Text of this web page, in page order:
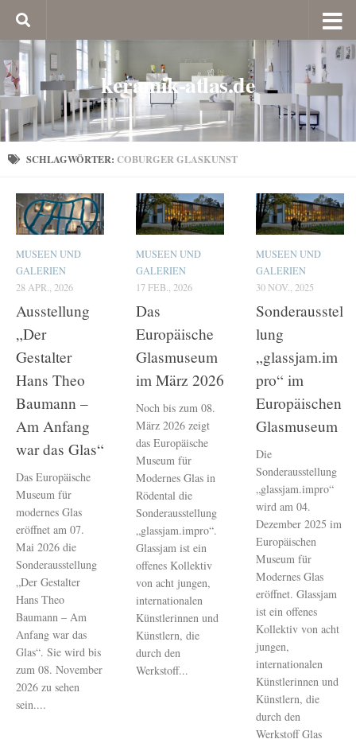
keramik-atlas.de
SCHLAGWÖRTER: COBURGER GLASKUNST
MUSEEN UND
GALERIEN
28 APR., 2026
Ausstellung
„Der
Gestalter
Hans Theo
Baumann –
Am Anfang
war das Glas“
Das Europäische
Museum für
modernes Glas
eröffnet am 07.
Mai 2026 die
Sonderausstellung
„Der Gestalter
Hans Theo
Baumann – Am
Anfang war das
Glas“. Sie wird bis
zum 08. November
2026 zu sehen
sein....
MUSEEN UND
GALERIEN
17 FEB., 2026
Das
Europäische
Glasmuseum
im März 2026
Noch bis zum 08.
März 2026 zeigt
das Europäische
Museum für
Modernes Glas in
Rödental die
Sonderausstellung
„glassjam.impro“.
Glassjam ist ein
offenes Kollektiv
von acht jungen,
internationalen
Künstlerinnen und
Künstlern, die
durch den
Werkstoff...
MUSEEN UND
GALERIEN
30 NOV., 2025
Sonderausstel
lung
„glassjam.im
pro“ im
Europäischen
Glasmuseum
Die
Sonderausstellung
„glassjam.impro“
wird am 04.
Dezember 2025 im
Europäischen
Museum für
Modernes Glas
eröffnet. Glassjam
ist ein offenes
Kollektiv von acht
jungen,
internationalen
Künstlerinnen und
Künstlern, die
durch den
Werkstoff Glas